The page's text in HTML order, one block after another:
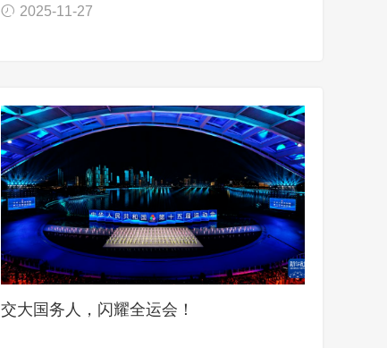
2025-11-27
交大国务人，闪耀全运会！